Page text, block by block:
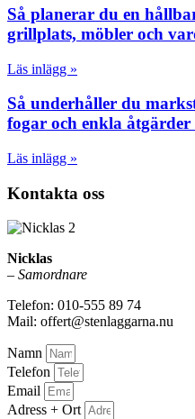
Så planerar du en
grillplats, möbler och
Läs inlägg »
Så underhåller du
fogar och enkla
Läs inlägg »
Kontakta oss
Nicklas
– Samordnare
Telefon: 010-555 89 74
Mail: offert@stenlaggarna.nu
Namn
Telefon
Email
Adress + Ort